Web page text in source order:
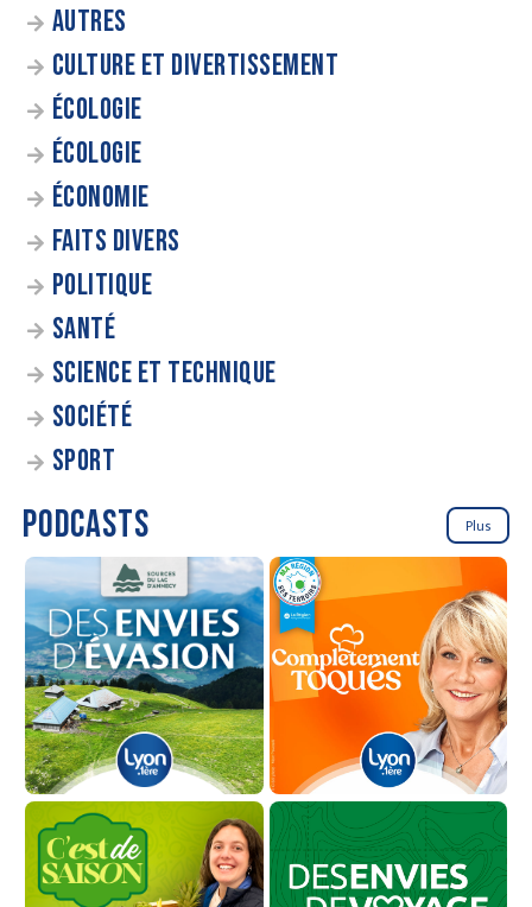
AUTRES
CULTURE ET DIVERTISSEMENT
ÉCOLOGIE
ÉCOLOGIE
ÉCONOMIE
FAITS DIVERS
POLITIQUE
SANTÉ
SCIENCE ET TECHNIQUE
SOCIÉTÉ
SPORT
PODCASTS Plus